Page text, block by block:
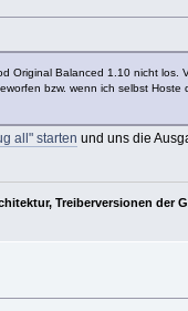
Original Balanced 1.10 nicht
bzw. wenn ich selbst
all" starten und uns die
Treiberversionen der